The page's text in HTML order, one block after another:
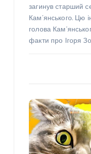
загинув старший
Кам’янського. Цю
голова
факти про Ігоря